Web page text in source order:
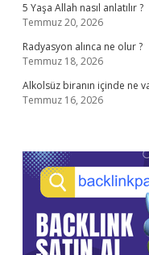
5 Yaşa Allah nasıl anlatılır ?
Temmuz 20, 2026
Radyasyon alınca ne olur ?
Temmuz 18, 2026
Alkolsüz biranın içinde ne
Temmuz 16, 2026